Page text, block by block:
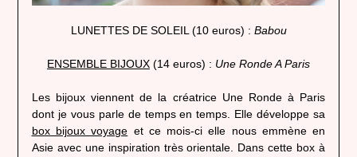
LUNETTES DE SOLEIL (10 euros) : Babou
ENSEMBLE BIJOUX (14 euros) : Une Ronde A Paris
Les bijoux viennent de la créatrice Une Ronde à Paris
dont je vous parle de temps en temps. Elle développe sa
box bijoux voyage et ce mois-ci elle nous emmène en
Asie avec une inspiration très orientale. Dans cette box à